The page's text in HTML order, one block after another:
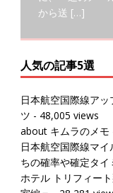
人気の記事5選
ツ- 48,005 views
日本航空国際線マ
ちの確率や確定タイ
ホテル トリフィー
室編＝- 28,281
2024年11月最新版
レードの相場観とコ